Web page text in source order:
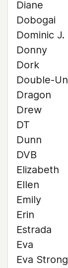
Diane
Dobogai
Dominic J.
Donny
Dork
Double-
Dragon
Drew
DT
Dunn
DVB
Elizabeth
Ellen
Emily
Erin
Estrada
Eva
Eva Strong